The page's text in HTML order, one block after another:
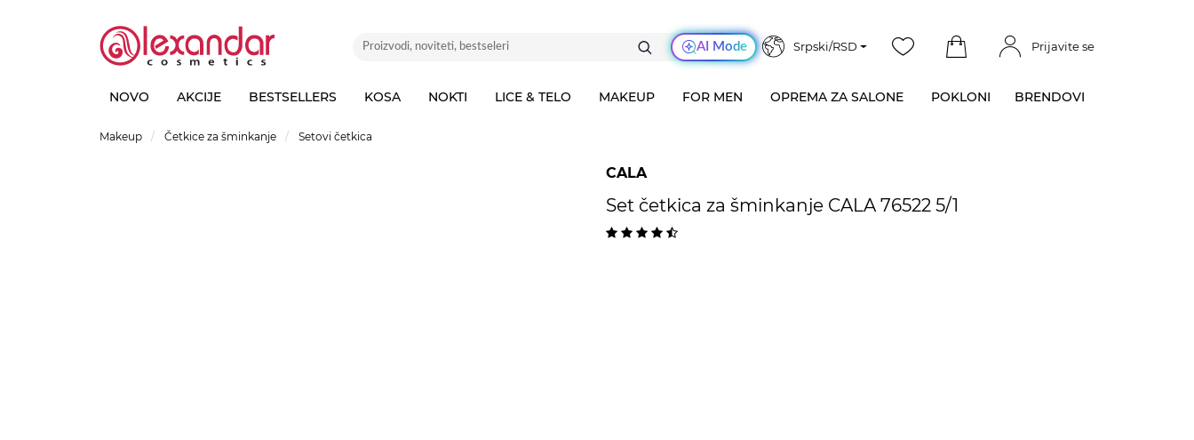
AI Mode Srpski/RSD Prijavite se
NOVO AKCIJE BESTSELLERS KOSA NOKTI LICE & TELO MAKEUP FOR MEN OPREMA ZA SALONE POKLONI BRENDOVI
Makeup Četkice za šminkanje Setovi četkica
CALA
Set četkica za šminkanje CALA 76522 5/1